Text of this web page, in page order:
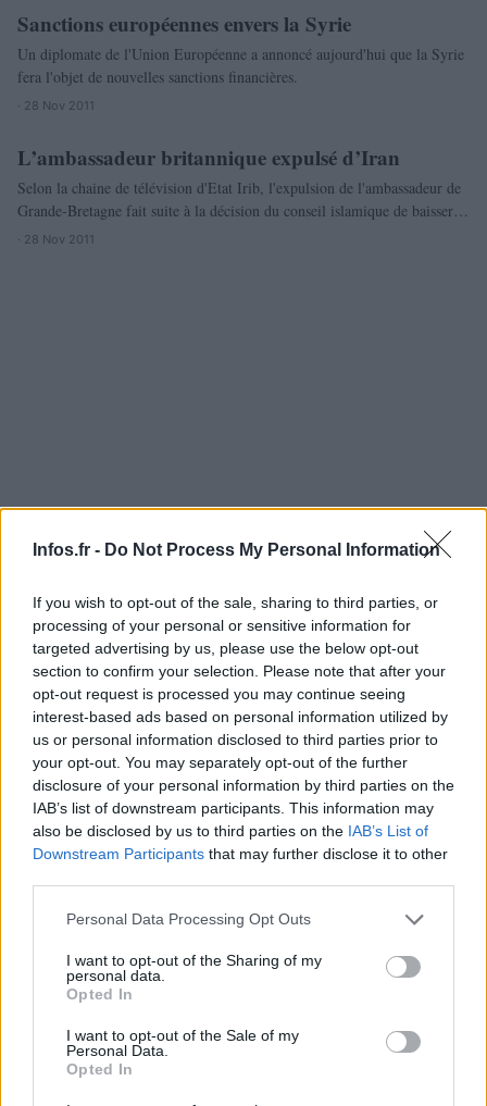
Infos.fr - Do Not Process My Personal Information
If you wish to opt-out of the sale, sharing to third parties, or
processing of your personal or sensitive information for
targeted advertising by us, please use the below opt-out
section to confirm your selection. Please note that after your
opt-out request is processed you may continue seeing
interest-based ads based on personal information utilized by
us or personal information disclosed to third parties prior to
your opt-out. You may separately opt-out of the further
disclosure of your personal information by third parties on the
IAB’s list of downstream participants. This information may
also be disclosed by us to third parties on the IAB’s List of
Downstream Participants that may further disclose it to other
Please note that this website/app uses one or more Google
not limited to your visit or usage behaviour. You may click to
grant or deny consent to Google and its third-party tags to
use your data for below specified purposes in below Google
consent section.
Personal Data Processing Opt Outs
I want to opt-out of the Sharing of my
personal data.
Opted In
I want to opt-out of the Sale of my
Personal Data.
Opted In
MONDE
Sanctions européennes envers la Syrie
Un diplomate de l'Union Européenne a annoncé aujourd'hui que la Syrie
fera l'objet de nouvelles sanctions financières.
· 28 Nov 2011
MONDE
L’ambassadeur britannique expulsé d’Iran
Selon la chaine de télévision d'Etat Irib, l'expulsion de l'ambassadeur de
Grande-Bretagne fait suite à la décision du conseil islamique de baisser…
· 28 Nov 2011
MONDE
Maroc : le président du parti islamiste invité par le
Roi
M. Benkirane, président du Parti de la justice et du développement,
devrait être reçu mardi par le Roi pour être nommé Premier…
· 28 Nov 2011
MONDE
Affaire DSK : la vidéo du Sofitel bientôt publiée ?
Le journaliset d'investigation Edward Jay Epstein menace de publier la
vidéo des deux employés se réjouissant devant le Sofitel de New York,…
· 28 Nov 2011
MONDE
La Russie envoie un porte-avions en Syrie pour
Selon le quotidien russe Izvestia, Moscou va envoyer une flotte de navire
dans le port de Tartous, base navale russe, pour le…
· 28 Nov 2011